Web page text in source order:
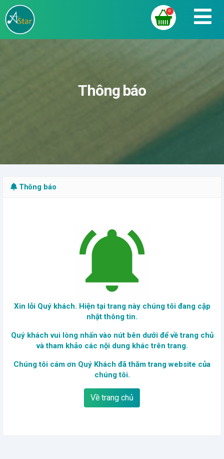
0
Thông báo
Thông báo
Xin lỗi Quý khách. Hiện tại trang này chúng tôi đang cập
nhật thông tin.
Quý khách vui lòng nhấn vào nút bên dưới để về trang chủ
và tham khảo các nội dung khác trên trang.
Chúng tôi cám ơn Quý Khách đã thăm trang website của
chúng tôi.
Về trang chủ